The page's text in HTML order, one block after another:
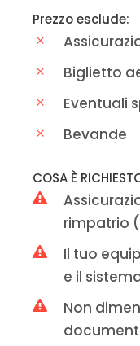
Prezzo esclude:
Biglietto
Eventuali
Bevande
COSA È
rimpatrio
Il tuo
e il
Non